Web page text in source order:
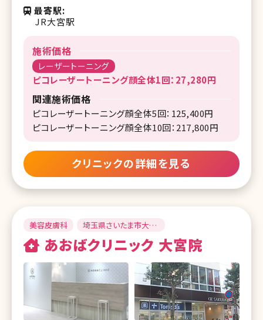
最寄駅
JR大宮駅
施術価格
レーザートーニング
ピコレーザートーニング顔全体1回：27,280円
関連施術価格
ピコレーザートーニング顔全体5回：125,400円
ピコレーザートーニング顔全体10回：217,800円
クリニックの詳細を見る
美容皮膚科
埼玉県さいたま市大宮
区
あおばクリニック 大宮院